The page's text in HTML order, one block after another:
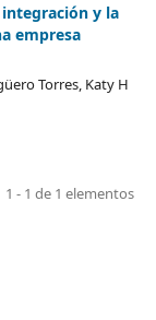
y la
empresa
Torres, Katy H
1 - 1 de 1 elementos